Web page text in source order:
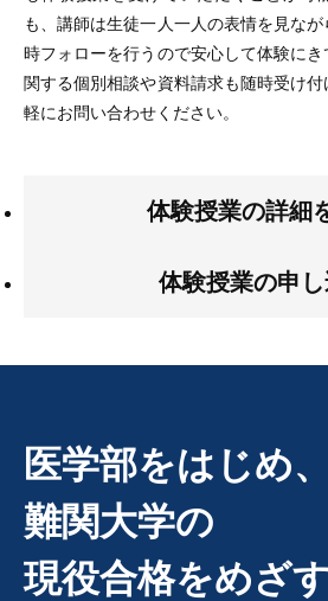
も、講師は生徒一人一人の表情を見な
時フォローを行うので安心して体験に
関する個別相談や資料請求も随時受け
軽にお問い合わせください。
体験授業の詳細
体験授業の申
医学部をはじめ、
難関大学の
現役合格をめざす